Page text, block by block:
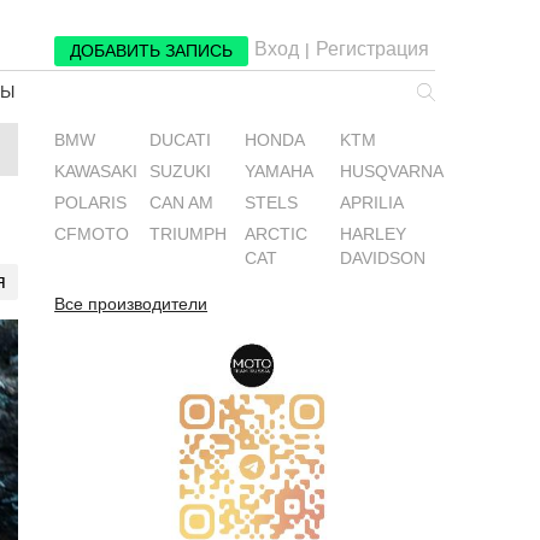
ДОБАВИТЬ ЗАПИСЬ Вход | Регистрация
BMW DUCATI HONDA
KTM
KAWASAKI
SUZUKI YAMAHA
HUSQVARNA
POLARIS
CAN AM STELS
APRILIA
CFMOTO
TRIUMPH
ARCTIC
CAT
HARLEY
DAVIDSON
Все производители